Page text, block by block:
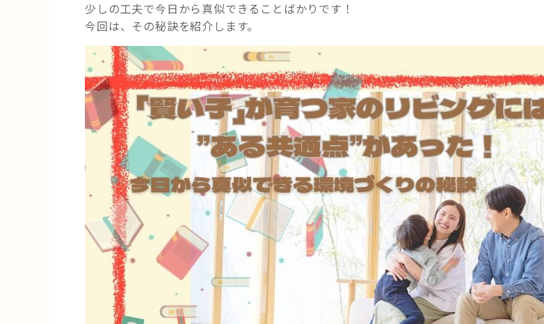
少しの工夫で今日から真似できることばかりです！
今回は、その秘訣を紹介します。